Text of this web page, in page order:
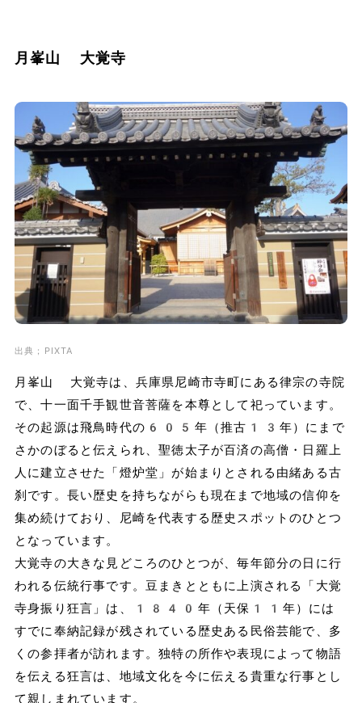
月峯山 大覚寺
出典；PIXTA
月峯山 大覚寺は、兵庫県尼崎市寺町にある律宗の寺院
で、十一面千手観世音菩薩を本尊として祀っています。
その起源は飛鳥時代の605年（推古13年）にまで
さかのぼると伝えられ、聖徳太子が百済の高僧・日羅上
人に建立させた「燈炉堂」が始まりとされる由緒ある古
刹です。長い歴史を持ちながらも現在まで地域の信仰を
集め続けており、尼崎を代表する歴史スポットのひとつ
となっています。
大覚寺の大きな見どころのひとつが、毎年節分の日に行
われる伝統行事です。豆まきとともに上演される「大覚
寺身振り狂言」は、1840年（天保11年）には
すでに奉納記録が残されている歴史ある民俗芸能で、多
くの参拝者が訪れます。独特の所作や表現によって物語
を伝える狂言は、地域文化を今に伝える貴重な行事とし
て親しまれています。